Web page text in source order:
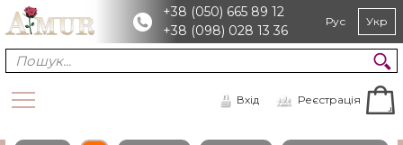
+38 (050) 665 89 12
+38 (098) 028 13 36
Рус Укр
Вхід Реєстрація